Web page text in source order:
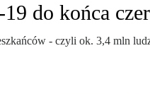
do końca
- czyli ok. 3,4 mln